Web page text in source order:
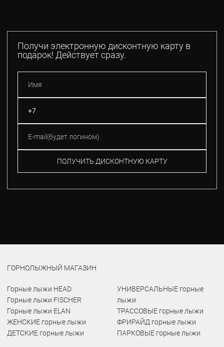
Получи электронную дисконтную карту в
подарок! Действует сразу.
ПОЛУЧИТЬ ДИСКОНТНУЮ КАРТУ
ГОРНОЛЫЖНЫЙ МАГАЗИН
Горные лыжи HEAD
Горные лыжи FISCHER
Горные лыжи ELAN
ЖЕНСКИЕ горные лыжи
ДЕТСКИЕ горные лыжи
УНИВЕРСАЛЬНЫЕ горные
лыжи
ТРАССОВЫЕ горные лыжи
ФРИРАЙД горные лыжи
ПАРКОВЫЕ горные лыжи